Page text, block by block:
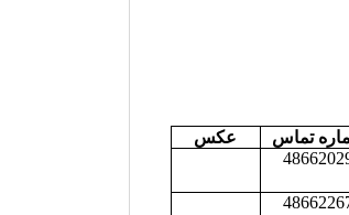
تماس
عکس